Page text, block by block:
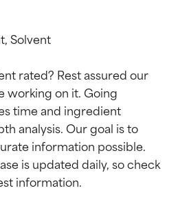
Solvent
rated? Rest assured our
working on it. Going
time and ingredient
analysis. Our goal is to
information possible.
is updated daily, so check
van
van